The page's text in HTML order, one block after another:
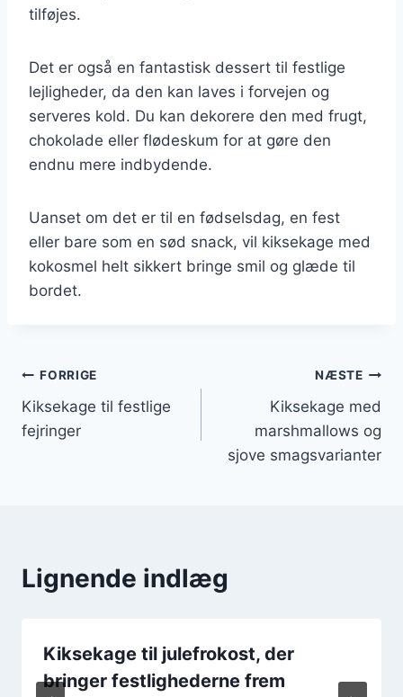
tilføjes.
Det er også en fantastisk dessert til festlige
lejligheder, da den kan laves i forvejen og
serveres kold. Du kan dekorere den med frugt,
chokolade eller flødeskum for at gøre den
endnu mere indbydende.
Uanset om det er til en fødselsdag, en fest
eller bare som en sød snack, vil kiksekage med
kokosmel helt sikkert bringe smil og glæde til
bordet.
Indlægsnavigation
FORRIGE
Kiksekage til festlige
fejringer
NÆSTE
Kiksekage med
marshmallows og
sjove smagsvarianter
Lignende indlæg
Kiksekage til julefrokost, der
bringer festlighederne frem